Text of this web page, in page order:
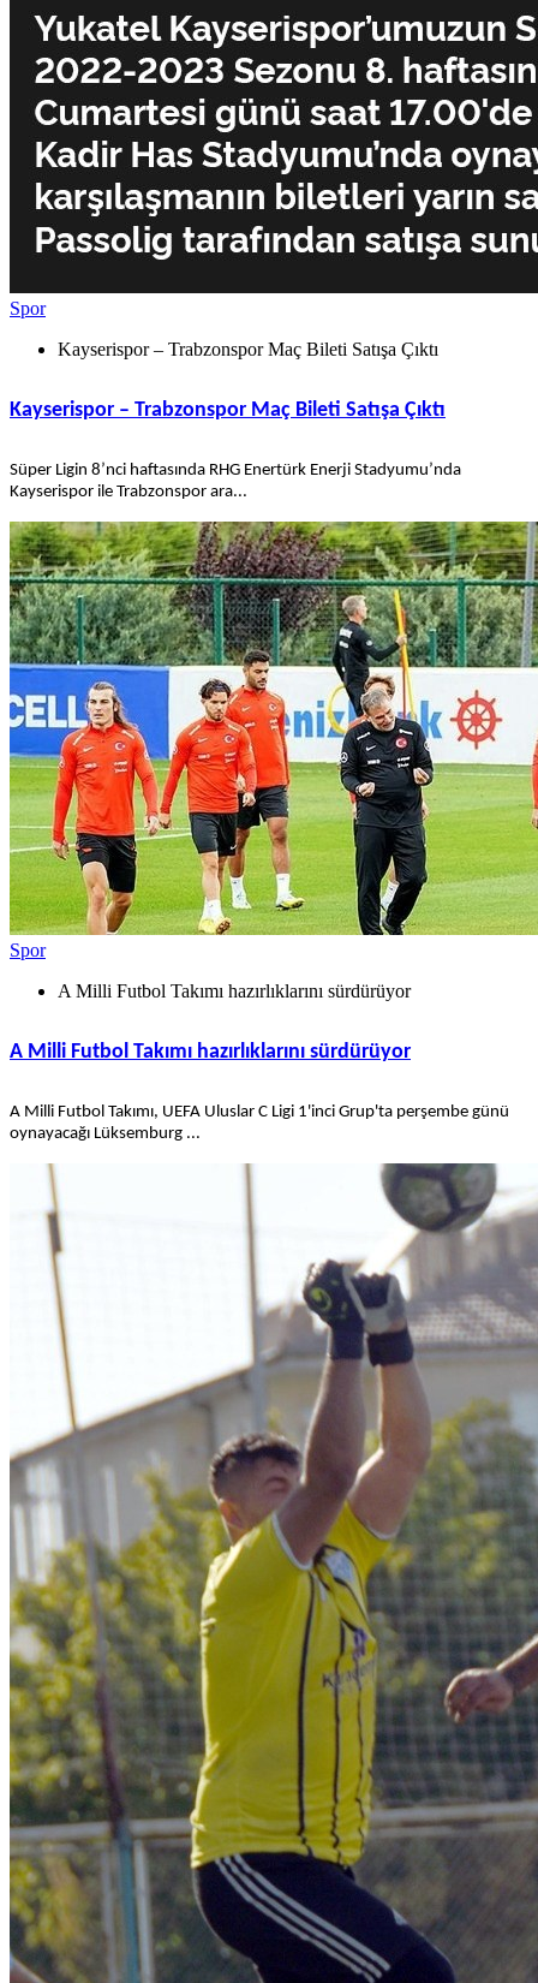
Spor
Kayserispor – Trabzonspor Maç Bileti Satışa Çıktı
Kayserispor – Trabzonspor Maç Bileti Satışa Çıktı
Süper Ligin 8’nci haftasında RHG Enertürk Enerji Stadyumu’nda
Kayserispor ile Trabzonspor ara...
Spor
A Milli Futbol Takımı hazırlıklarını sürdürüyor
A Milli Futbol Takımı hazırlıklarını sürdürüyor
A Milli Futbol Takımı, UEFA Uluslar C Ligi 1'inci Grup'ta perşembe günü
oynayacağı Lüksemburg ...